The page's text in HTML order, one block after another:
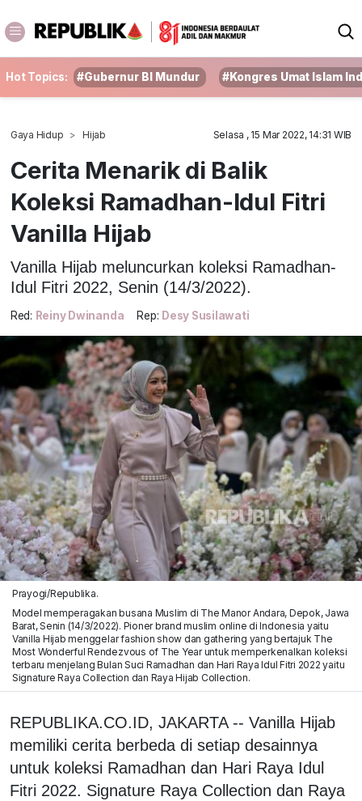
Hot Topics: #Gubernur BI Mundur #Kongres Umat Islam
Gaya Hidup Hijab Selasa , 15 Mar 2022, 14:31 WIB
Cerita Menarik di Balik
Koleksi Ramadhan-Idul Fitri
Vanilla Hijab
Vanilla Hijab meluncurkan koleksi Ramadhan-
Idul Fitri 2022, Senin (14/3/2022).
Red: Reiny Dwinanda Rep: Desy Susilawati
Prayogi/Republika.
Model memperagakan busana Muslim di The Manor Andara, Depok, Jawa
Barat, Senin (14/3/2022). Pioner brand muslim online di Indonesia yaitu
Vanilla Hijab menggelar fashion show dan gathering yang bertajuk The
Most Wonderful Rendezvous of The Year untuk memperkenalkan koleksi
terbaru menjelang Bulan Suci Ramadhan dan Hari Raya Idul Fitri 2022 yaitu
Signature Raya Collection dan Raya Hijab Collection.
REPUBLIKA.CO.ID, JAKARTA -- Vanilla Hijab
memiliki cerita berbeda di setiap desainnya
untuk koleksi Ramadhan dan Hari Raya Idul
Fitri 2022. Signature Raya Collection dan Raya